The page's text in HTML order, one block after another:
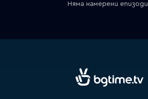
Няма намерени епизоди